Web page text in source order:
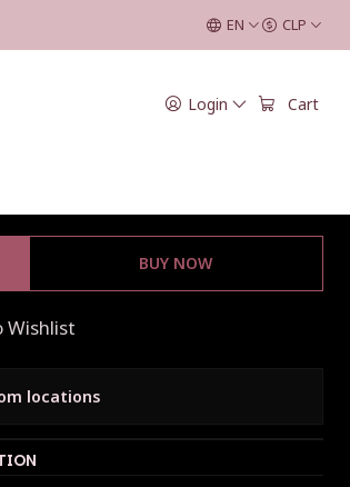
Login Cart
EN CLP
Casa de
BUY NOW
Wishlist
locations